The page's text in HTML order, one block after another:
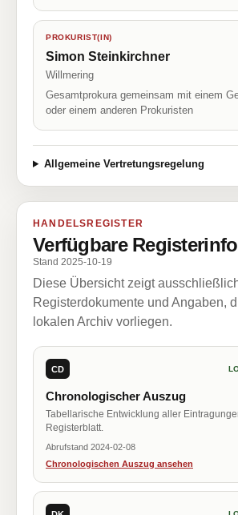
PROKURIST(IN)
Simon Steinkirchner
Willmering
Gesamtprokura gemeinsam mit einem
oder einem anderen Prokuristen
Allgemeine Vertretungsregelung
HANDELSREGISTER
Verfügbare
Stand 2025-10-19
Diese Übersicht zeigt
Registerdokumente und Angaben,
lokalen Archiv vorliegen.
CD
Chronologischer Auszug
Tabellarische Entwicklung aller
Registerblatt.
Abrufstand 2024-02-08
Chronologischen Auszug ansehen